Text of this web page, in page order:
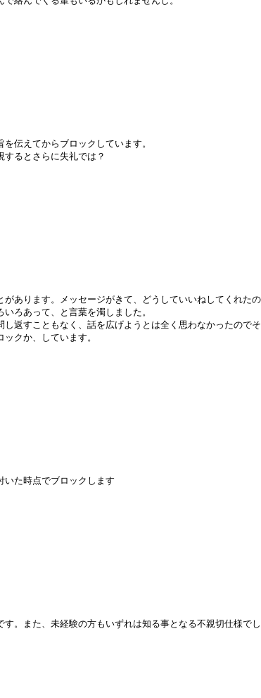
伝えてからブロックしています。
するとさらに失礼では？
あります。メッセージがきて、どうしていいねしてくれた
ろあって、と言葉を濁しました。
返すこともなく、話を広げようとは全く思わなかったので
クか、しています。
いた時点でブロックします
。また、未経験の方もいずれは知る事となる不親切仕様で